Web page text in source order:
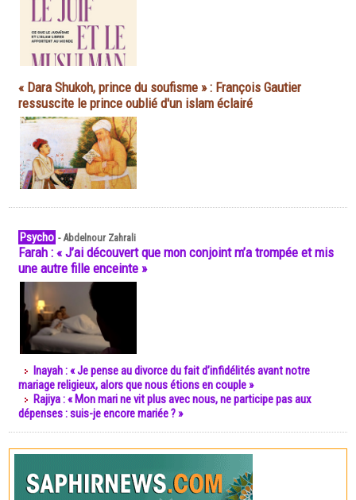
« Dara Shukoh, prince du soufisme » : François Gautier
ressuscite le prince oublié d'un islam éclairé
Psycho -Abdelnour Zahrali
Farah : « J’ai découvert que mon conjoint m’a trompée et mis
une autre fille enceinte »
Inayah : « Je pense au divorce du fait d’infidélités avant notre
mariage religieux, alors que nous étions en couple »
Rajiya : « Mon mari ne vit plus avec nous, ne participe pas aux
dépenses : suis-je encore mariée ? »